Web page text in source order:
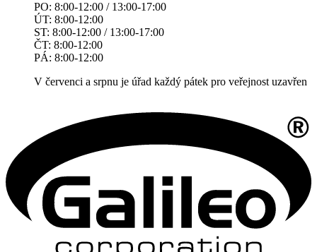
PO: 8:00-12:00 / 13:00-17:00
ÚT: 8:00-12:00
ST: 8:00-12:00 / 13:00-17:00
ČT: 8:00-12:00
PÁ: 8:00-12:00
V červenci a srpnu je úřad každý pátek pro veřejnost uzavřen